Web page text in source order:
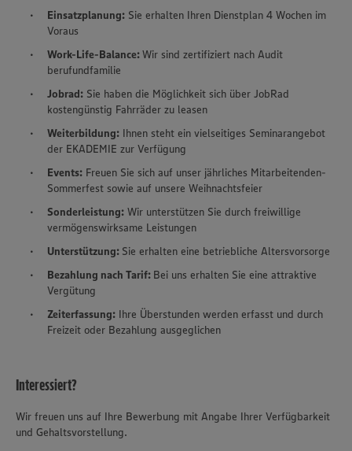
Einsatzplanung: Sie erhalten Ihren Dienstplan 4 Wochen im
Voraus
Work-Life-Balance:Wir sind zertifiziert nach Audit
berufundfamilie
Jobrad: Sie haben die Möglichkeit sich über JobRad
kostengünstig Fahrräder zu leasen
Weiterbildung: Ihnen steht ein vielseitiges Seminarangebot
der EKADEMIE zur Verfügung
Events: Freuen Sie sich auf unser jährliches Mitarbeitenden-
Sommerfest sowie auf unsere Weihnachtsfeier
Sonderleistung: Wir unterstützen Sie durch freiwillige
vermögenswirksame Leistungen
Unterstützung: Sie erhalten eine betriebliche Altersvorsorge
Bezahlung nach Tarif: Bei uns erhalten Sie eine attraktive
Vergütung
Zeiterfassung: Ihre Überstunden werden erfasst und durch
Freizeit oder Bezahlung ausgeglichen
Interessiert?
Wir freuen uns auf Ihre Bewerbung mit Angabe Ihrer Verfügbarkeit
und Gehaltsvorstellung.